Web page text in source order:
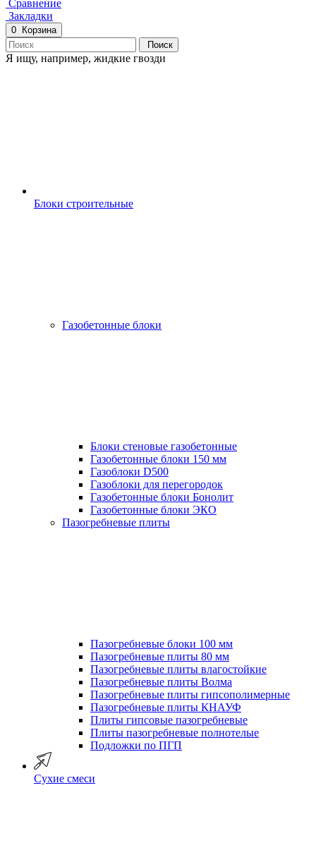
Сравнение
Закладки
0
Корзина
Поиск
Я ищу, например, жидкие гвозди
Блоки строительные
Газобетонные блоки
Блоки стеновые газобетонные
Газобетонные блоки 150 мм
Газоблоки D500
Газоблоки для перегородок
Газобетонные блоки Бонолит
Газобетонные блоки ЭКО
Пазогребневые плиты
Пазогребневые блоки 100 мм
Пазогребневые плиты 80 мм
Пазогребневые плиты влагостойкие
Пазогребневые плиты Волма
Пазогребневые плиты гипсополимерные
Пазогребневые плиты КНАУФ
Плиты гипсовые пазогребневые
Плиты пазогребневые полнотелые
Подложки по ПГП
Сухие смеси